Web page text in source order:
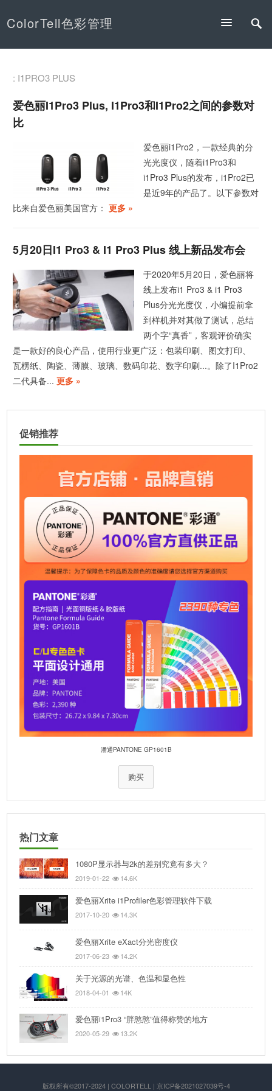
ColorTell色彩管理
: I1PRO3 PLUS
爱色丽i1Pro3 Plus, I1Pro3和i1Pro2之间的参数对
比
爱色丽i1Pro2，一款经典的分
光光度仪，随着i1Pro3和
i1Pro3 Plus的发布，i1Pro2已
是近9年的产品了。以下参数对
比来自爱色丽美国官方： 更多 »
5月20日i1 Pro3 & I1 Pro3 Plus 线上新品发布会
于2020年5月20日，爱色丽将
线上发布i1 Pro3 & i1 Pro3
Plus分光光度仪，小编提前拿
到样机并对其做了测试，总结
两个字“真香”，客观评价确实
是一款好的良心产品，使用行业更广泛：包装印刷、图文打印、
瓦楞纸、陶瓷、薄膜、玻璃、数码印花、数字印刷...。除了I1Pro2
二代具备...更多 »
促销推荐
潘通PANTONE GP1601B
购买
热门文章
1080P显示器与2k的差别究竟有多大？
2019-01-22 14.6K
爱色丽Xrite i1Profiler色彩管理软件下载
2017-10-20 14.3K
爱色丽Xrite eXact分光密度仪
2017-06-23 14.2K
关于光源的光谱、色温和显色性
2018-04-01 14K
爱色丽i1Pro3 “胖憨憨”值得称赞的地方
2020-05-29 13.2K
版权所有©2017-2024 | COLORTELL | 京ICP备2021027039号-4